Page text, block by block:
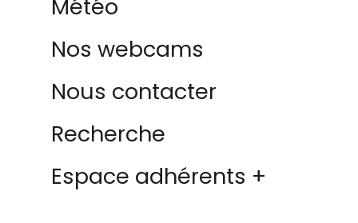
Météo
Nos webcams
Nous contacter
Recherche
Espace adhérents +